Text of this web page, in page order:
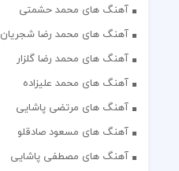
آهنگ های محمد حشمتی
آهنگ های محمد رضا شجریان
آهنگ های محمد رضا گلزار
آهنگ های محمد علیزاده
آهنگ های مرتضی پاشایی
آهنگ های مسعود صادقلو
آهنگ های مصطفی پاشایی